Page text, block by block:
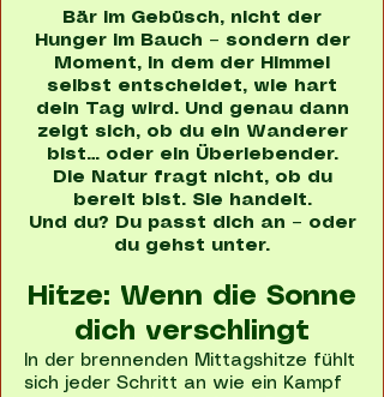
Bär im Gebüsch, nicht der
Hunger im Bauch – sondern der
Moment, in dem der Himmel
selbst entscheidet, wie hart
dein Tag wird. Und genau dann
zeigt sich, ob du ein Wanderer
bist… oder ein Überlebender.
Die Natur fragt nicht, ob du
bereit bist. Sie handelt.
Und du? Du passt dich an – oder
du gehst unter.
Hitze: Wenn die Sonne
dich verschlingt
In der brennenden Mittagshitze fühlt
sich jeder Schritt an wie ein Kampf